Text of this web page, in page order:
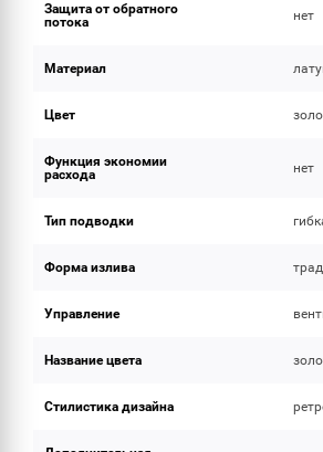
Защита от обратного
потока
нет
Материал
Цвет
Функция экономии
расхода
нет
Тип подводки
Форма излива
Управление
Название цвета
Стилистика дизайна